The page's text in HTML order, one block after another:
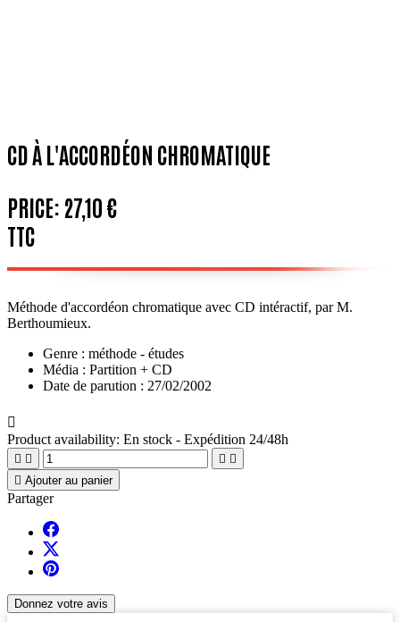
CD À L'ACCORDÉON CHROMATIQUE
PRICE: 27,10 €
TTC
Méthode d'accordéon chromatique avec CD intéractif, par M.
Berthoumieux.
Genre : méthode - études
Média : Partition + CD
Date de parution : 27/02/2002

Product availability: En stock - Expédition 24/48h
   
 Ajouter au panier
Partager
Donnez votre avis